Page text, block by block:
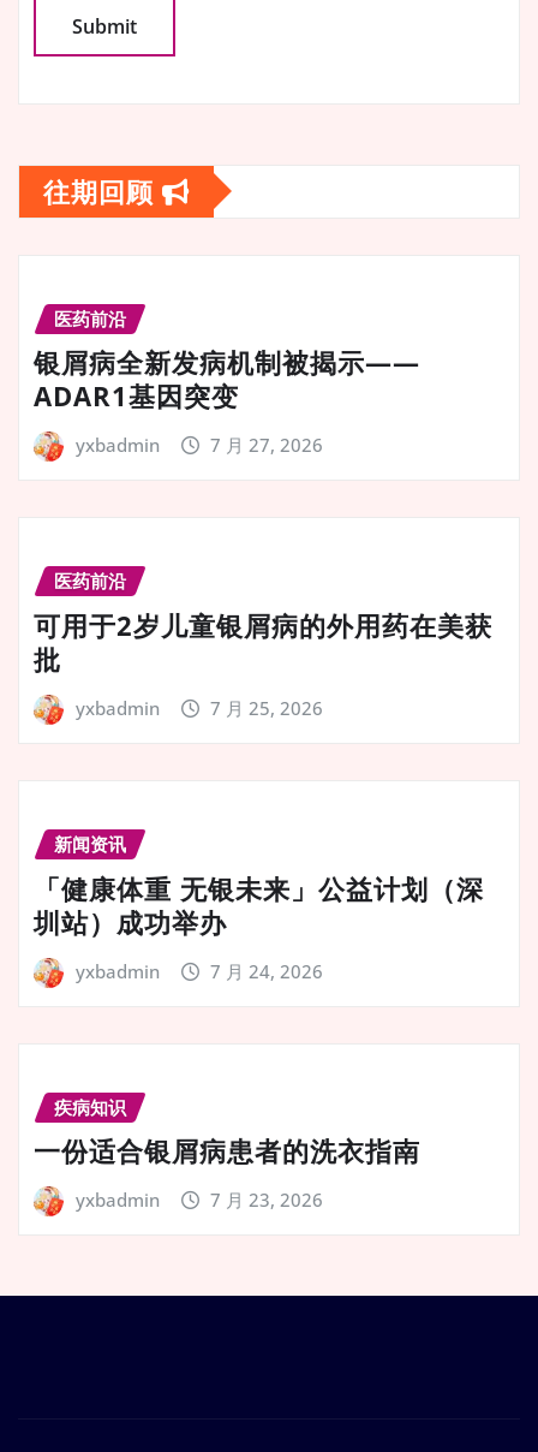
往期回顾
医药前沿
银屑病全新发病机制被揭示——
ADAR1基因突变
yxbadmin 7 月 27, 2026
医药前沿
可用于2岁儿童银屑病的外用药在美获
批
yxbadmin 7 月 25, 2026
新闻资讯
「健康体重 无银未来」公益计划（深
圳站）成功举办
yxbadmin 7 月 24, 2026
疾病知识
一份适合银屑病患者的洗衣指南
yxbadmin 7 月 23, 2026